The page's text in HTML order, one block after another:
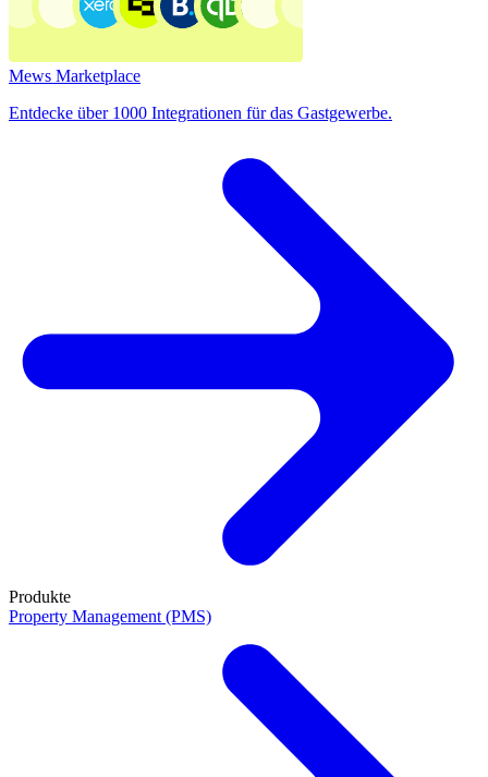
Mews Marketplace
Entdecke über 1000 Integrationen für das Gastgewerbe.
Produkte
Property Management (PMS)